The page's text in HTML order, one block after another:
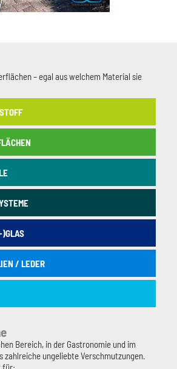
– egal aus welchem Material sie
/ LEDER
Bereich, in der Gastronomie und im
zahlreiche ungeliebte Verschmutzungen.